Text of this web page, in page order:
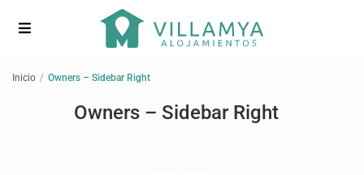
Inicio Owners – Sidebar Right
Owners – Sidebar Right